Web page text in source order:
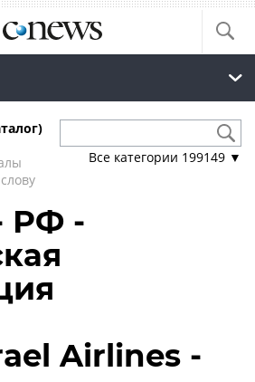
Все категории 199149 ▼
РФ -
Airlines -